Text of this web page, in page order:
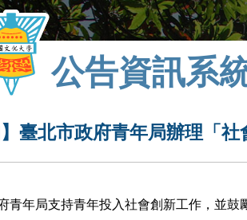
公告資訊系
】臺北市政府青年局辦理「
青年局支持青年投入社會創新工作，並